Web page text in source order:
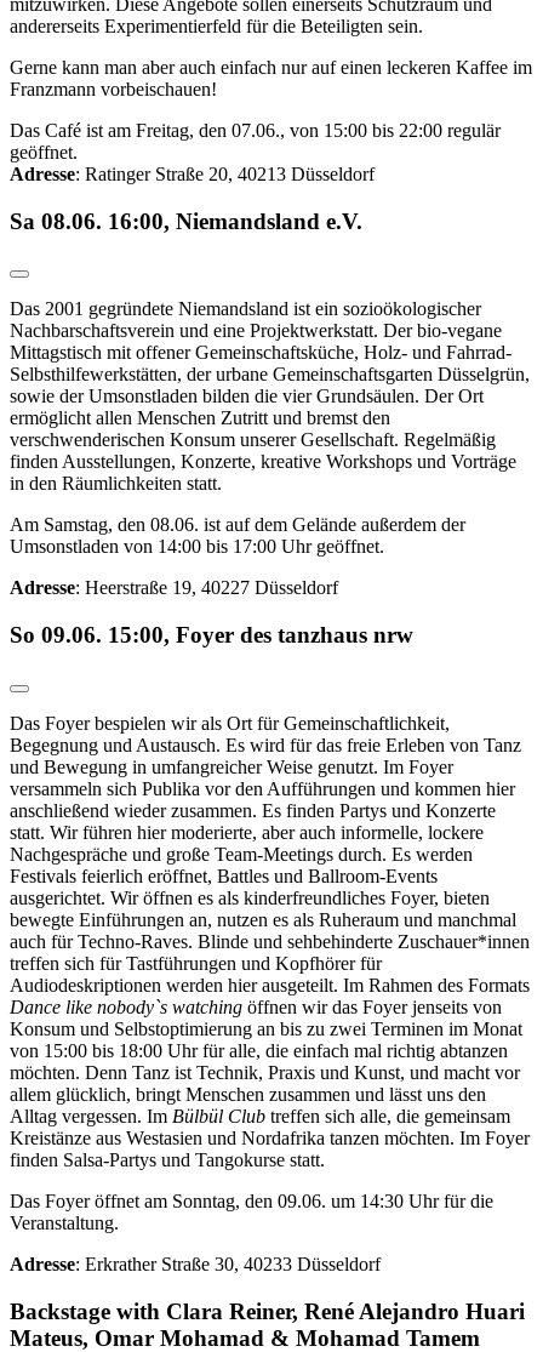
mitzuwirken. Diese Angebote sollen einerseits Schutzraum und
andererseits Experimentierfeld für die Beteiligten sein.
Gerne kann man aber auch einfach nur auf einen leckeren Kaffee im
Franzmann vorbeischauen!
Das Café ist am Freitag, den 07.06., von 15:00 bis 22:00 regulär
geöffnet.
Adresse: Ratinger Straße 20, 40213 Düsseldorf
Sa 08.06. 16:00, Niemandsland e.V.
Das 2001 gegründete Niemandsland ist ein sozioökologischer
Nachbarschaftsverein und eine Projektwerkstatt. Der bio-vegane
Mittagstisch mit offener Gemeinschaftsküche, Holz- und Fahrrad-
Selbsthilfewerkstätten, der urbane Gemeinschaftsgarten Düsselgrün,
sowie der Umsonstladen bilden die vier Grundsäulen. Der Ort
ermöglicht allen Menschen Zutritt und bremst den
verschwenderischen Konsum unserer Gesellschaft. Regelmäßig
finden Ausstellungen, Konzerte, kreative Workshops und Vorträge
in den Räumlichkeiten statt.
Am Samstag, den 08.06. ist auf dem Gelände außerdem der
Umsonstladen von 14:00 bis 17:00 Uhr geöffnet.
Adresse: Heerstraße 19, 40227 Düsseldorf
So 09.06. 15:00, Foyer des tanzhaus nrw
Das Foyer bespielen wir als Ort für Gemeinschaftlichkeit,
Begegnung und Austausch. Es wird für das freie Erleben von Tanz
und Bewegung in umfangreicher Weise genutzt. Im Foyer
versammeln sich Publika vor den Aufführungen und kommen hier
anschließend wieder zusammen. Es finden Partys und Konzerte
statt. Wir führen hier moderierte, aber auch informelle, lockere
Nachgespräche und große Team-Meetings durch. Es werden
Festivals feierlich eröffnet, Battles und Ballroom-Events
ausgerichtet. Wir öffnen es als kinderfreundliches Foyer, bieten
bewegte Einführungen an, nutzen es als Ruheraum und manchmal
auch für Techno-Raves. Blinde und sehbehinderte Zuschauer*innen
treffen sich für Tastführungen und Kopfhörer für
Audiodeskriptionen werden hier ausgeteilt. Im Rahmen des Formats
Dance like nobody`s watching öffnen wir das Foyer jenseits von
Konsum und Selbstoptimierung an bis zu zwei Terminen im Monat
von 15:00 bis 18:00 Uhr für alle, die einfach mal richtig abtanzen
möchten. Denn Tanz ist Technik, Praxis und Kunst, und macht vor
allem glücklich, bringt Menschen zusammen und lässt uns den
Alltag vergessen. Im Bülbül Club treffen sich alle, die gemeinsam
Kreistänze aus Westasien und Nordafrika tanzen möchten. Im Foyer
finden Salsa-Partys und Tangokurse statt.
Das Foyer öffnet am Sonntag, den 09.06. um 14:30 Uhr für die
Veranstaltung.
Adresse: Erkrather Straße 30, 40233 Düsseldorf
Backstage with Clara Reiner, René Alejandro Huari
Mateus, Omar Mohamad & Mohamad Tamem